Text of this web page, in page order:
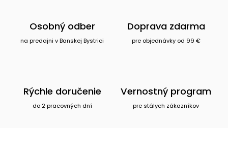
Osobný odber
na predajni v Banskej Bystrici
Doprava zdarma
pre objednávky od 99 €
Rýchle doručenie
do 2 pracovných dní
Vernostný program
pre stálych zákazníkov